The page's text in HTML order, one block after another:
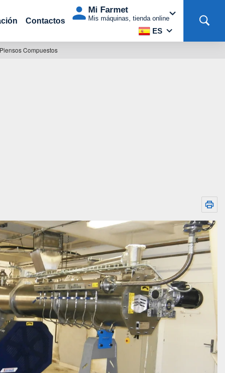
Contactos
ES
Mi Farmet
Mis máquinas, tienda online
Compuestos